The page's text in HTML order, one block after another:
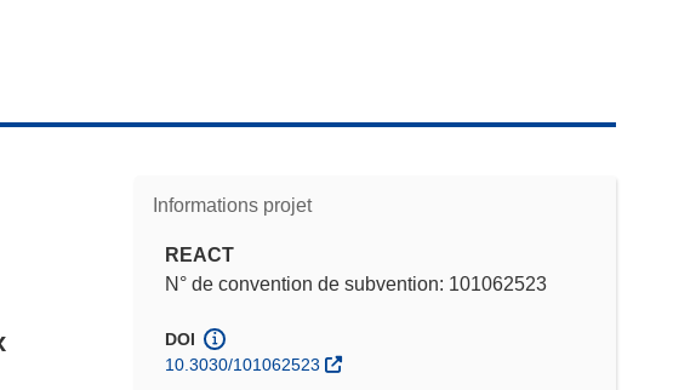
Informations projet
REACT
N° de convention de subvention: 101062523
DOI
10.3030/101062523